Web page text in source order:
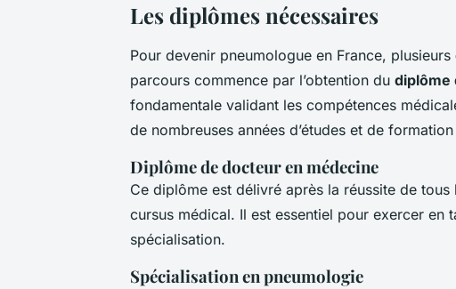
Les diplômes nécessaires
Pour devenir pneumologue en France, plusieurs
parcours commence par l’obtention du diplôme
fondamentale validant les compétences
de nombreuses années d’études et de
Diplôme de docteur en médecine
Ce diplôme est délivré après la réussite de
cursus médical. Il est essentiel pour exercer en
spécialisation.
Spécialisation en pneumologie